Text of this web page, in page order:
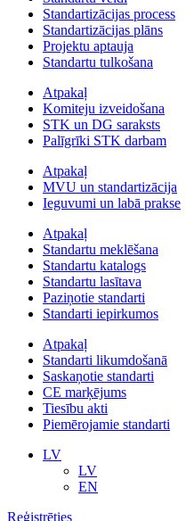
Standartizācijas process
Standartizācijas plāns
Projektu aptauja
Standartu tulkošana
Atpakaļ
Komiteju izveidošana
STK un DG saraksts
Palīgrīki STK darbam
Atpakaļ
MVU un standartizācija
Ieguvumi un labā prakse
Atpakaļ
Standartu meklēšana
Standartu katalogs
Standartu lasītava
Paziņotie standarti
Standarti iepirkumos
Atpakaļ
Standarti likumdošanā
Saskaņotie standarti
CE marķējums
Tiesību akti
Piemērojamie standarti
LV
LV
EN
Reģistrēties